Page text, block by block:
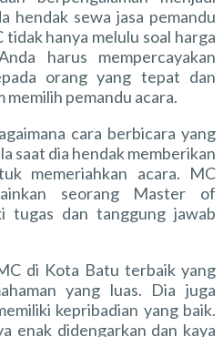
hendak sewa jasa pemandu
tidak hanya melulu soal harga
harus mempercayakan
orang yang tepat dan
memilih pemandu acara.
cara berbicara yang
saat dia hendak memberikan
memeriahkan acara. MC
seorang Master of
tugas dan tanggung jawab
di Kota Batu terbaik yang
yang luas. Dia juga
kepribadian yang baik.
enak didengarkan dan kaya